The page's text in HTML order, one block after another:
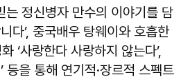
는 정신병자 만수의 이야기를 담
다’, 중국배우 탕웨이와 호흡한
‘사랑한다 사랑하지 않는다’,
등을 통해 연기적·장르적 스펙트